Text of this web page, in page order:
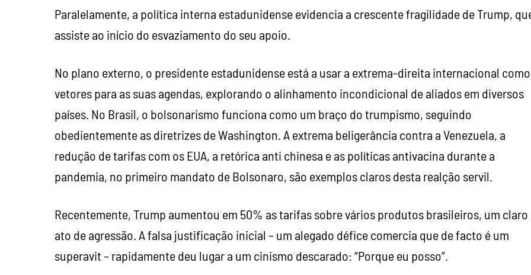
Paralelamente, a política interna estadunidense evidencia a crescente fragilidade de Trump,
assiste ao início do esvaziamento do seu apoio.
No plano externo, o presidente estadunidense está a usar a extrema-direita internacional como
vetores para as suas agendas, explorando o alinhamento incondicional de aliados em diversos
países. No Brasil, o bolsonarismo funciona como um braço do trumpismo, seguindo
obedientemente as diretrizes de Washington. A extrema beligerância contra a Venezuela, a
redução de tarifas com os EUA, a retórica anti chinesa e as políticas antivacina durante a
pandemia, no primeiro mandato de Bolsonaro, são exemplos claros desta realção servil.
Recentemente, Trump aumentou em 50% as tarifas sobre vários produtos brasileiros, um claro
ato de agressão. A falsa justificação inicial – um alegado défice comercia que de facto é um
superavit – rapidamente deu lugar a um cinismo descarado: “Porque eu posso”.